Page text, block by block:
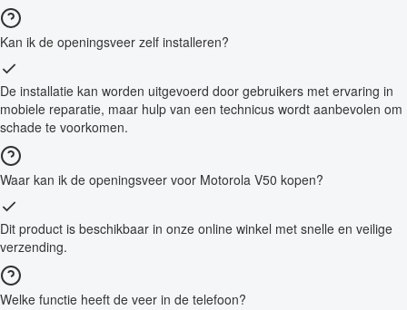
Kan ik de openingsveer zelf installeren?
De installatie kan worden uitgevoerd door gebruikers met ervaring in
mobiele reparatie, maar hulp van een technicus wordt aanbevolen om
schade te voorkomen.
Waar kan ik de openingsveer voor Motorola V50 kopen?
Dit product is beschikbaar in onze online winkel met snelle en veilige
verzending.
Welke functie heeft de veer in de telefoon?